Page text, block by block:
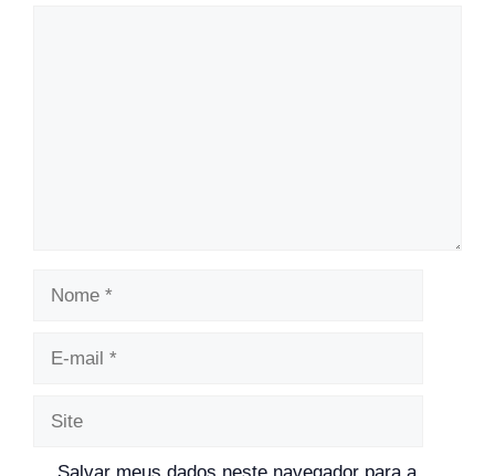
Salvar meus dados neste navegador para a